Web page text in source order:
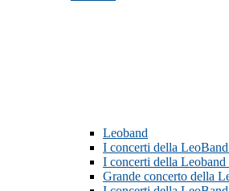
Leoband
I concerti della
I concerti della Leoband
Grande concerto della